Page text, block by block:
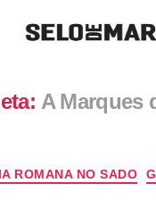
A Marques
ROMANA NO SADO